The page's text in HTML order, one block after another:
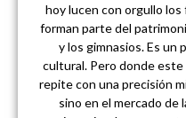
hoy lucen con orgullo
forman parte del
y los gimnasios. Es un
cultural. Pero donde
repite con una precisión
sino en el mercado de